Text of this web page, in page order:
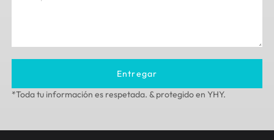
Entregar
*Toda tu información es respetada. & protegido en YHY.